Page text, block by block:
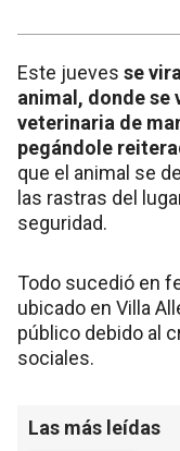
Este jueves se
animal, donde se
veterinaria de
pegándole
que el animal se
las rastras del
seguridad.
Todo sucedió en
ubicado en Villa
público debido al
sociales.
Las más leídas